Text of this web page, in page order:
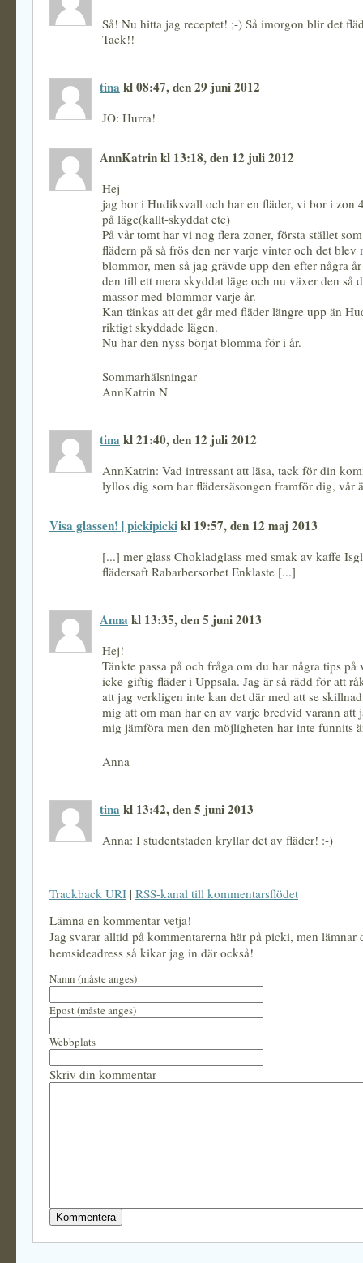
Så! Nu hitta jag receptet! ;-) Så imorgon blir det
Tack!!
tina kl 08:47, den 29 juni 2012
JO: Hurra!
AnnKatrin kl 13:18, den 12 juli 2012
Hej
jag bor i Hudiksvall och har en fläder, vi bor i zon
på läge(kallt-skyddat etc)
På vår tomt har vi nog flera zoner, första stället
flädern på så frös den ner varje vinter och det blev
blommor, men så jag grävde upp den efter några
den till ett mera skyddat läge och nu växer den så
massor med blommor varje år.
Kan tänkas att det går med fläder längre upp än
riktigt skyddade lägen.
Nu har den nyss börjat blomma för i år.
Sommarhälsningar
AnnKatrin N
tina kl 21:40, den 12 juli 2012
AnnKatrin: Vad intressant att läsa, tack för din
lyllos dig som har flädersäsongen framför dig, vår
Visa glassen! | pickipickikl 19:57, den 12 maj 2013
[...] mer glass Chokladglass med smak av kaffe
flädersaft Rabarbersorbet Enklaste [...]
Anna kl 13:35, den 5 juni 2013
Hej!
Tänkte passa på och fråga om du har några tips på
icke-giftig fläder i Uppsala. Jag är så rädd för att
att jag verkligen inte kan det där med att se
mig att om man har en av varje bredvid varann att
mig jämföra men den möjligheten har inte funnits
Anna
tina kl 13:42, den 5 juni 2013
Anna: I studentstaden kryllar det av fläder! :-)
Trackback URI | RSS-kanal till kommentarsflödet
Lämna en kommentar vetja!
Jag svarar alltid på kommentarerna här på picki, men lämnar
hemsideadress så kikar jag in där också!
Namn (måste anges)
Epost (måste anges)
Webbplats
Skriv din kommentar